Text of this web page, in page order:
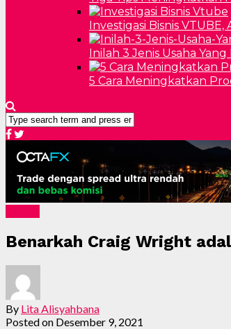
Investigasi Bisnis
Inilah 3 Jenis Usaha
5 Cara Meningkatkan
Benarkah Craig Wright
By Lita Alisyahbana
Posted on Desember 9, 2021